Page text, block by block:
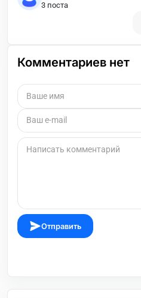
3 поста
Комментариев нет
Отправить